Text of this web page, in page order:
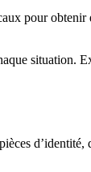
pour
situation.
d’identité,